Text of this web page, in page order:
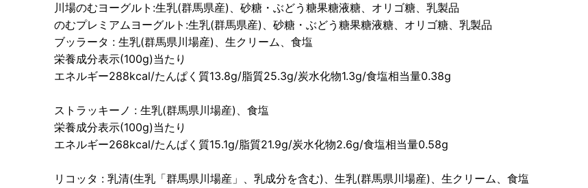
川場のむヨーグルト:生乳(群馬県産)、砂糖・ぶどう糖果糖液糖、オリゴ糖、乳製品
のむプレミアムヨーグルト:生乳(群馬県産)、砂糖・ぶどう糖果糖液糖、オリゴ糖、乳製品
ブッラータ : 生乳(群馬県川場産)、生クリーム、食塩
栄養成分表示(100g)当たり
エネルギー288kcal/たんぱく質13.8g/脂質25.3g/炭水化物1.3g/食塩相当量0.38g
ストラッキーノ : 生乳(群馬県川場産)、食塩
栄養成分表示(100g)当たり
エネルギー268kcal/たんぱく質15.1g/脂質21.9g/炭水化物2.6g/食塩相当量0.58g
リコッタ : 乳清(生乳「群馬県川場産」、乳成分を含む)、生乳(群馬県川場産)、生クリーム、食塩